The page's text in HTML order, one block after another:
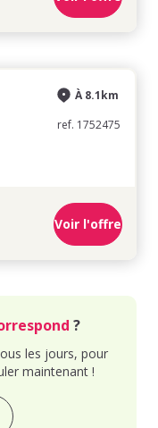
À 8.1km
ref. 1752475
Voir l'offre
?
les jours, pour
maintenant !